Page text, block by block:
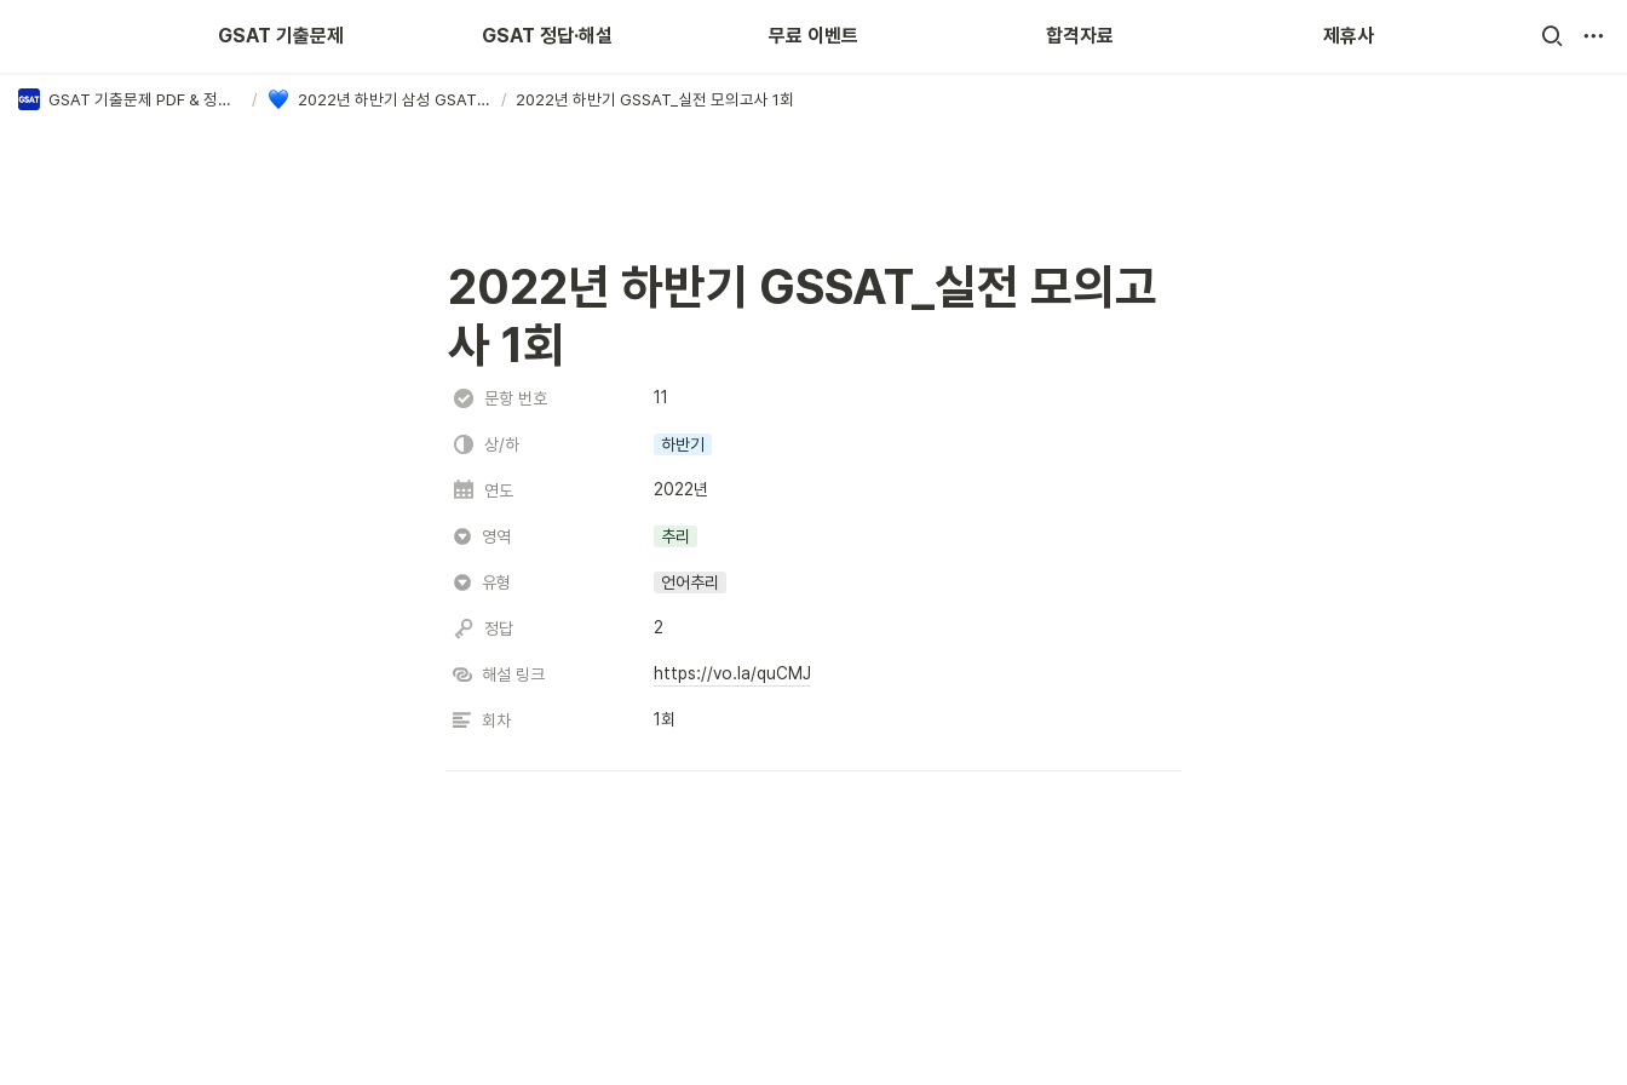
GSAT 기출문제 GSAT 정답·해설 무료 이벤트 합격자료 제휴사
GSAT 기출문제 PDF & 정답·해설 모음 / 2022년 하반기 삼성 GSAT 정답·해설 / 2022년 하반기 GSSAT_실전 모의고사 1회
2022년 상반기 2022년 상반기
2022년 하반기 GSSAT_실전 모의고
사 1회
문항 번호 11
상/하 하반기
연도 2022년
영역 추리
유형 언어추리
정답 2
해설 링크 https://vo.la/quCMJ
회차 1회